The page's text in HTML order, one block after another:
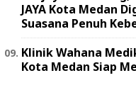
JAYA Kota Medan
Suasana Penuh
Klinik Wahana
Kota Medan Siap